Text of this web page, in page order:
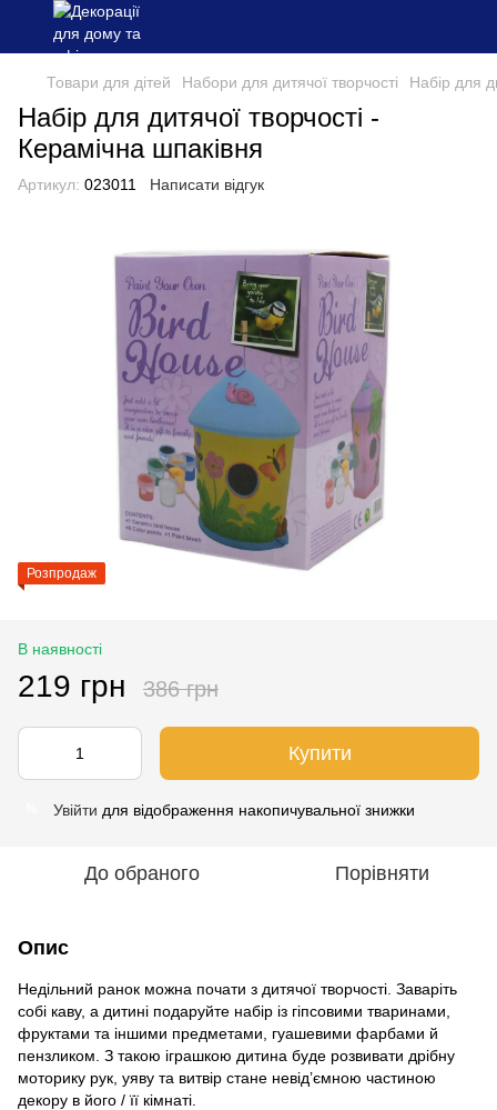
Товари для дітей Набори для дитячої творчості Набір для
Набір для дитячої творчості -
Керамічна шпаківня
Артикул: 023011 Написати відгук
Розпродаж
В наявності
219 грн 386 грн
Купити
Увійти для відображення накопичувальної знижки
До обраного Порівняти
Опис
Недільний ранок можна почати з дитячої творчості. Заваріть
собі каву, а дитині подаруйте набір із гіпсовими тваринами,
фруктами та іншими предметами, гуашевими фарбами й
пензликом. З такою іграшкою дитина буде розвивати дрібну
моторику рук, уяву та витвір стане невід’ємною частиною
декору в його / її кімнаті.